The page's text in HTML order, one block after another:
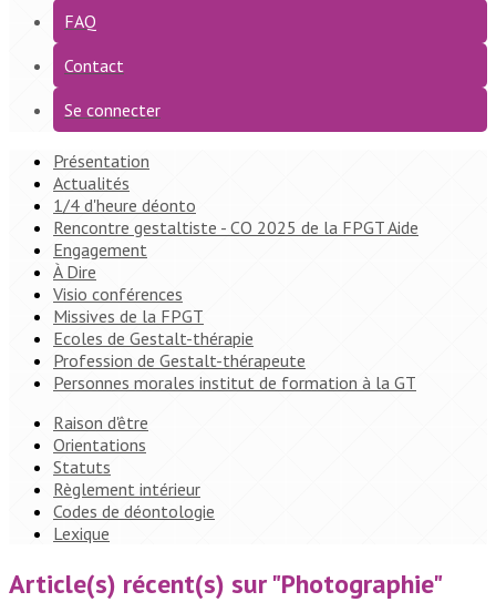
FAQ
Contact
Se connecter
Présentation
Actualités
1/4 d'heure déonto
Rencontre gestaltiste - CO 2025 de la FPGT Aide
Engagement
À Dire
Visio conférences
Missives de la FPGT
Ecoles de Gestalt-thérapie
Profession de Gestalt-thérapeute
Personnes morales institut de formation à la GT
Raison d'être
Orientations
Statuts
Règlement intérieur
Codes de déontologie
Lexique
Article(s) récent(s) sur "Photographie"